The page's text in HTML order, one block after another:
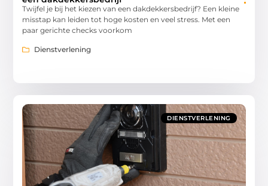
Twijfel je bij het kiezen van een dakdekkersbedrijf? Een kleine
misstap kan leiden tot hoge kosten en veel stress. Met een
paar gerichte checks voorkom
Dienstverlening
DIENSTVERLENING